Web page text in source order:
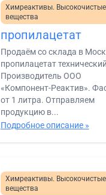
Химреактивы. Высокочистые
вещества
пропилацетат
Продаём со склада в
пропилацетат
Производитель ООО
«Компонент-Реактив».
от 1 литра. Отправляем
продукцию в...
Подробное описание »
Химреактивы. Высокочистые
вещества